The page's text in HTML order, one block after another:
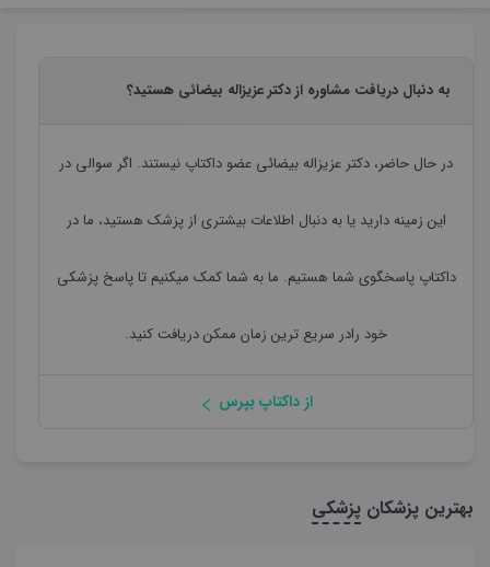
به دنبال دریافت مشاوره از دکتر عزیزاله بیضائی هستید؟
در حال حاضر، دکتر عزیزاله بیضائی عضو داکتاپ نیستند. اگر سوالی در
این زمینه دارید یا به دنبال اطلاعات بیشتری از پزشک هستید، ما در
داکتاپ پاسخگوی شما هستیم. ما به شما کمک میکنیم تا پاسخ پزشکی
خود رادر سریع ترین زمان ممکن دریافت کنید.
از داکتاپ بپرس
بهترین پزشکان پزشکی